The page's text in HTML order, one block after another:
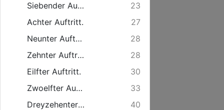
Siebender Auftritt.
23
Achter Auftritt.
27
Neunter Auftritt.
28
Zehnter Auftritt.
28
Eilfter Auftritt.
30
Zwoelfter Auftritt.
33
Dreyzehenter Auftritt.
40